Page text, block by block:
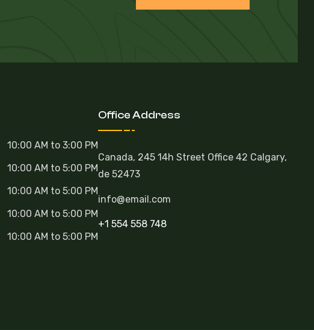
10:00 AM to 3:00 PM
10:00 AM to 5:00 PM
10:00 AM to 5:00 PM
10:00 AM to 5:00 PM
10:00 AM to 5:00 PM
Office Address
Canada, 245 14h Street Office 42 Calgary,
de 52473
info@email.com
+1 554 558 748